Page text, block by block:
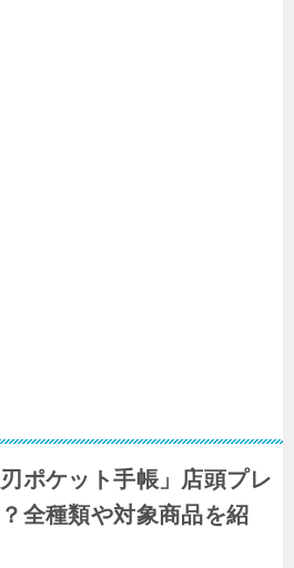
ポケット手帳」店頭プレ
全種類や対象商品を紹